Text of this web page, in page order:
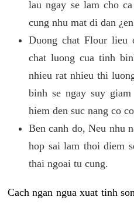
lau ngay se lam cho
cung nhu mat di dan
Duong chat Flour lieu
chat luong cua tinh
nhieu rat nhieu thi
binh se ngay suy
hiem den suc nang co
Ben canh do, Neu nhu
hop sai lam thoi diem
thai ngoai tu cung.
Cach ngan ngua xuat tinh